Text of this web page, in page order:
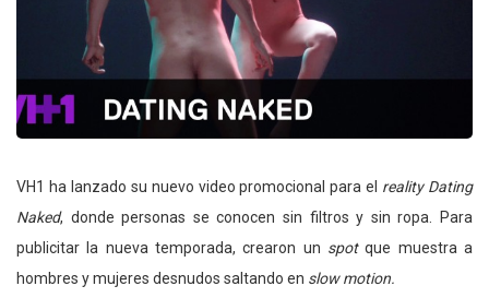
VH1 ha lanzado su nuevo video promocional para el reality Dating
Naked, donde personas se conocen sin filtros y sin ropa. Para
publicitar la nueva temporada, crearon un spotque muestra a
hombres y mujeres desnudos saltando en slow motion.